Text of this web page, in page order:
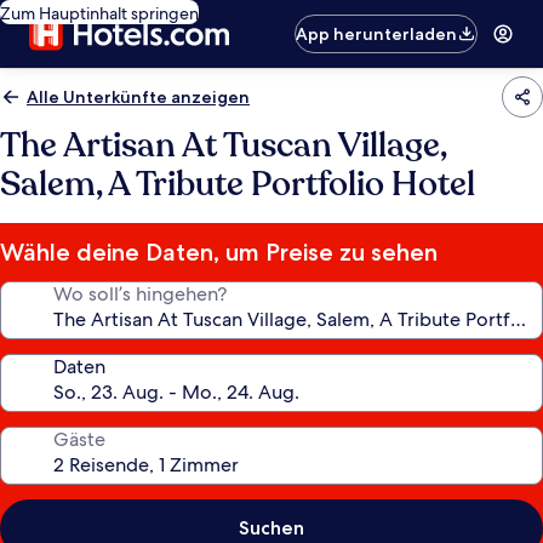
Zum Hauptinhalt springen
App herunterladen
Alle Unterkünfte anzeigen
The Artisan At Tuscan Village,
Salem, A Tribute Portfolio Hotel
Wähle deine Daten, um Preise zu sehen
Wo soll’s hingehen?
Daten
Gäste
Suchen